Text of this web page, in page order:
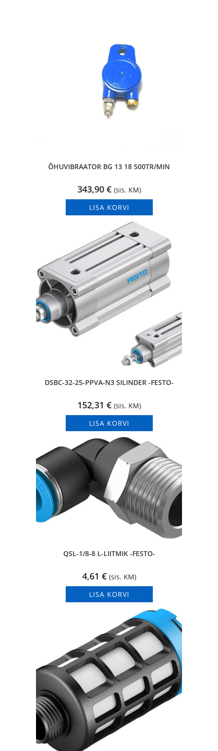
ÕHUVIBRAATOR BG 13 18 500TR/MIN
343,90 € (sis. KM)
LISA KORVI
DSBC-32-25-PPVA-N3 SILINDER -FESTO-
152,31 € (sis. KM)
LISA KORVI
QSL-1/8-8 L-LIITMIK -FESTO-
4,61 € (sis. KM)
LISA KORVI